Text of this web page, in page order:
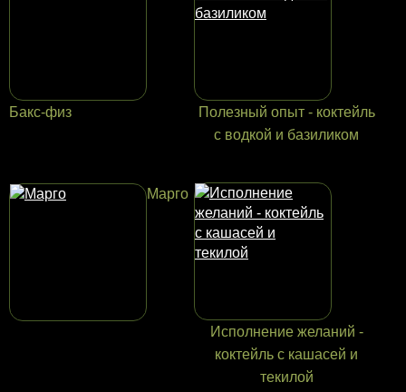
Бакс-физ
Полезный опыт - коктейль
с водкой и базиликом
Марго
Исполнение желаний -
коктейль с кашасей и
текилой